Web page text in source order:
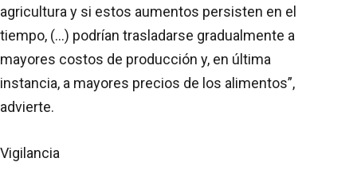
agricultura y si estos aumentos persisten en el
tiempo, (...) podrían trasladarse gradualmente a
mayores costos de producción y, en última
instancia, a mayores precios de los alimentos”,
advierte.
Vigilancia